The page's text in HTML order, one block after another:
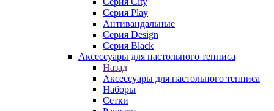
Серия Play
Антивандальные
Серия Design
Серия Black
Аксессуары для настольного тенниса
Назад
Аксессуары для настольного тенниса
Наборы
Сетки